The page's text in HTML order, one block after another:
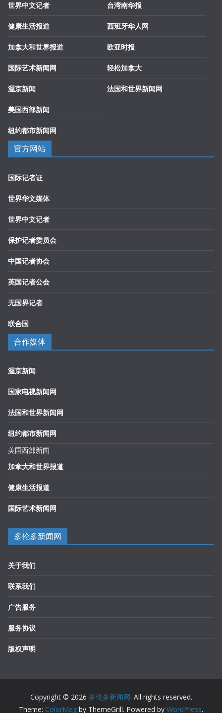
世界中文记者
健康生活报道
加拿大和世界报道
国际艺术新闻网
渥京新闻
美国西部新闻
纽约都市新闻网
台湾南华报
西班牙华人网
欧亚时报
轻松加拿大
法国和世界新闻网
官方网站
国际记者证
世界华文媒体
世界中文记者
保护记者委员会
中国记者协会
英国记者公会
无国界记者
联合国
合作媒体
渥京新闻
国家电视新闻网
法国和世界新闻网
纽约都市新闻网
美国西部新闻
加拿大和世界报道
健康生活报道
国际艺术新闻网
多伦多新闻网
关于我们
联系我们
广告服务
服务协议
版权声明
Copyright © 2026 多伦多新闻网. All rights reserved.
Theme: ColorMag by ThemeGrill. Powered by WordPress.